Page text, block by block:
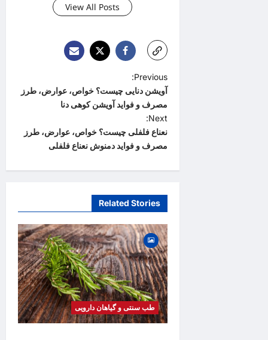
View All Posts
P
o
s
t
n
a
g
a
t
i
o
n
Previous:
آویشن دنایی چیست؟ خواص، عوارض، طرز
مصرف و فواید آویشن کوهی دنا
Next:
نعناع فلفلی چیست؟ خواص، عوارض، طرز
مصرف و فواید دمنوش نعناع فلفلی
Related Stories
طب سنتی و گیاهان دارویی